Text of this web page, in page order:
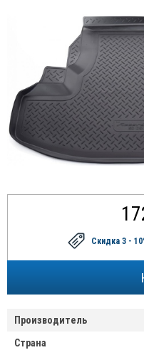
Скидка 3 -
Производитель
Страна